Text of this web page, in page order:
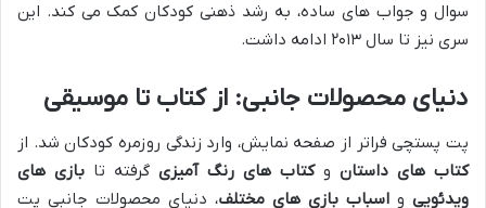
سوال و جواب های ساده، به رشد ذهنی کودکان کمک می کند. این
سری نیز تا سال ۲۰۱۳ ادامه داشت.
دنیای محصولات جانبی: از کتاب تا موسیقی
پت پستچی فراتر از صفحه نمایش، وارد زندگی روزمره کودکان شد. از
کتاب های داستان وکتاب های رنگ آمیزی گرفته تا بازی های
ویدئویی و اسباب بازی های مختلف، دنیای محصولات جانبی پت